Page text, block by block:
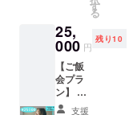
止事
項】 ・
会場周
辺にお
いて近
隣住民
没収及
びチ
ケット
回収の
上、退
場とさ
せて頂
予めご
了承下
さい。
・酒
類、危
険物等
を持込
終了後
に皆さ
んと記
念写真
を撮れ
ること
を楽し
歌える
ことを
楽しみ
にして
おりま
す！
ブック
レット •
ポス
ター
•CD盤
面 •ポス
トカー
100×14
8) ⑥
カップ
ケーキ
ポスト
カード2
枚組(画
内容は1
人1人異
なりま
す。皆
様へ個
別に、
動画に
ンダム
送。(選
択はで
きませ
ん)
②Ache
rieより
サン
す
る
25,
000 円
残り10
【ご飯
会プラ
ン】 リ
ターン
支援